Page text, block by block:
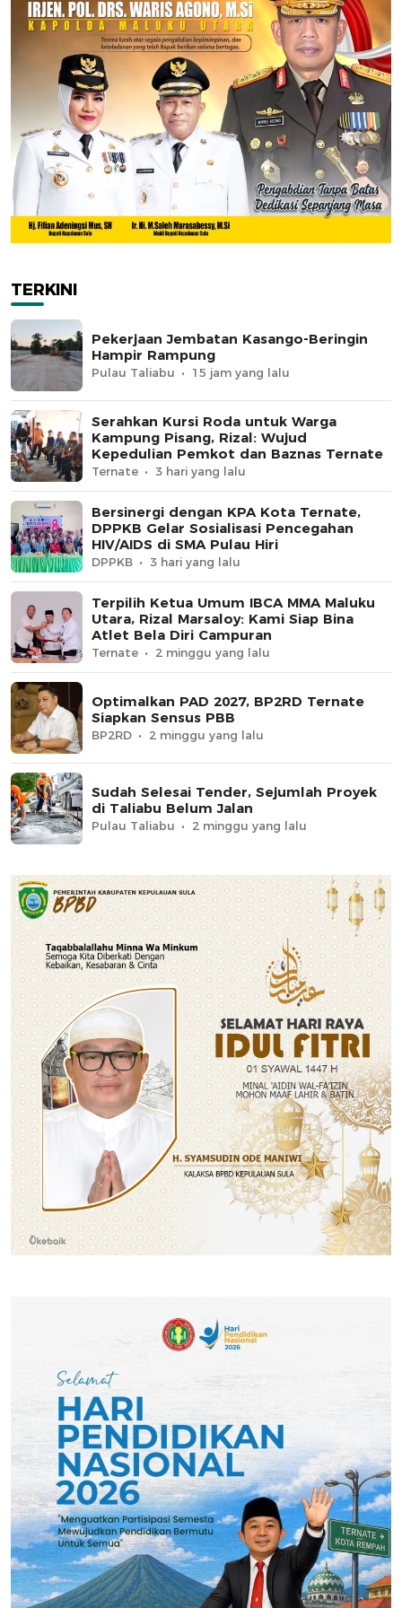
TERKINI
Pekerjaan Jembatan Kasango-Beringin
Hampir Rampung
Pulau Taliabu 15 jam yang lalu
Serahkan Kursi Roda untuk Warga
Kampung Pisang, Rizal: Wujud
Kepedulian Pemkot dan Baznas Ternate
Ternate 3 hari yang lalu
Bersinergi dengan KPA Kota Ternate,
DPPKB Gelar Sosialisasi Pencegahan
HIV/AIDS di SMA Pulau Hiri
DPPKB 3 hari yang lalu
Terpilih Ketua Umum IBCA MMA Maluku
Utara, Rizal Marsaloy: Kami Siap Bina
Atlet Bela Diri Campuran
Ternate 2 minggu yang lalu
Optimalkan PAD 2027, BP2RD Ternate
Siapkan Sensus PBB
BP2RD 2 minggu yang lalu
Sudah Selesai Tender, Sejumlah Proyek
di Taliabu Belum Jalan
Pulau Taliabu 2 minggu yang lalu